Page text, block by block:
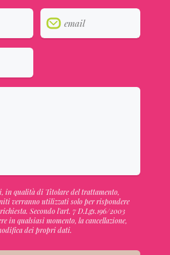
in qualità di Titolare del trattamento,
verranno utilizzati solo per rispondere
Secondo l'art. 7 D.Lgs.196/2003
in qualsiasi momento, la cancellazione,
dei propri dati.